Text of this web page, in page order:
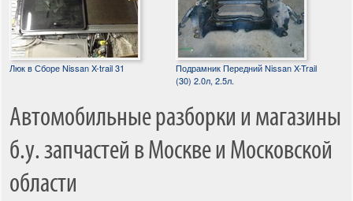
Люк в Сборе Nissan X-trail 31
Подрамник Передний Nissan X-Trail
(30) 2.0л, 2.5л.
Автомобильные разборки и магазины
б.у. запчастей в Москве и Московской
области